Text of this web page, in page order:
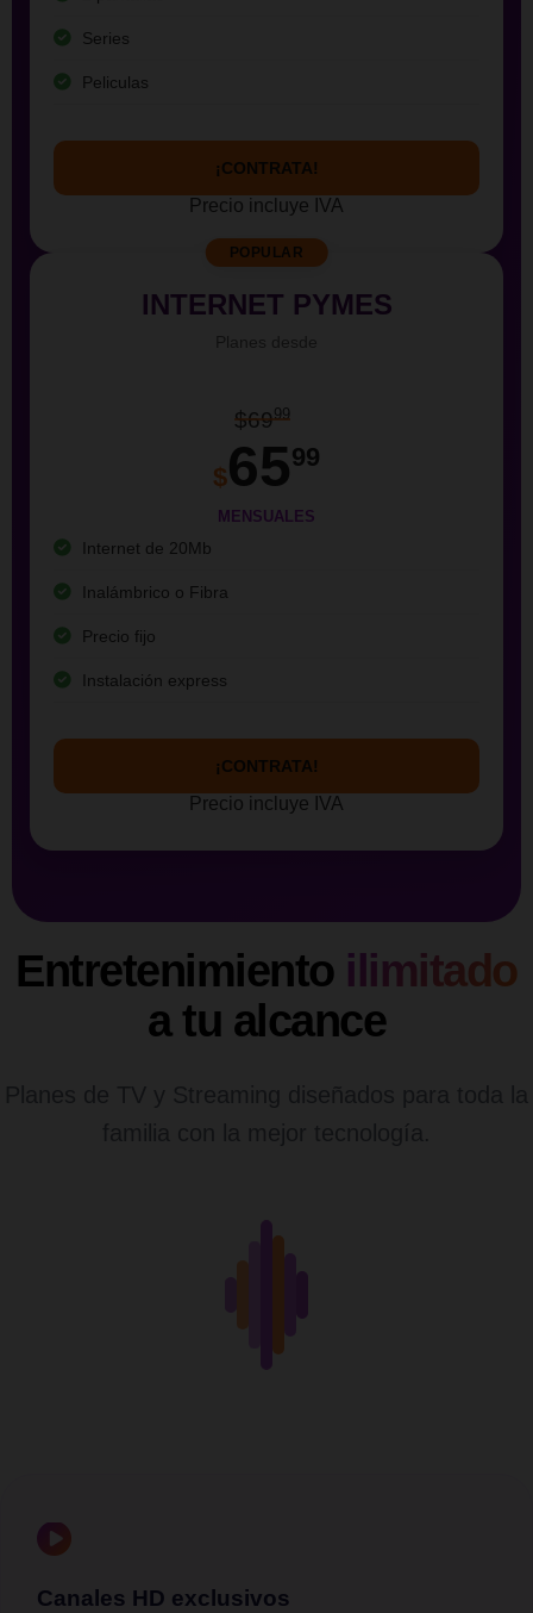
Series
Peliculas
¡CONTRATA!
Precio incluye IVA
POPULAR
INTERNET PYMES
$6999
$6599
MENSUALES
Internet de 20Mb
Inalámbrico o Fibra
Precio fijo
Instalación express
¡CONTRATA!
Precio incluye IVA
Entretenimiento ilimitado
a tu alcance
Canales HD exclusivos